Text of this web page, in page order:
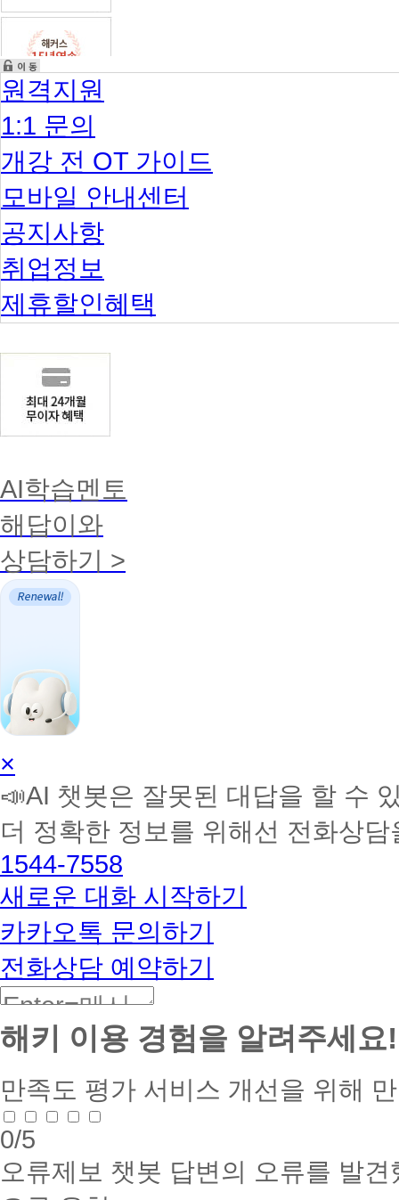
원격지원
1:1 문의
개강 전 OT 가이드
모바일 안내센터
공지사항
취업정보
제휴할인혜택
AI학습멘토
해답이와
상담하기 >
AI
학
습
토
커
BETA
×
📣AI 챗봇은 잘못된 대답을 할 수
더 정확한 정보를 위해선 전화상
1544-7558
새로운 대화 시작하기
카카오톡 문의하기
전화상담 예약하기
해키 이용 경험을 알려주세요!
만족도 평가 서비스 개선을 위해
0/5
오류제보 챗봇 답변의 오류를 발